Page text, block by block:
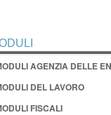
AGENZIA DELLE
DEL LAVORO
FISCALI